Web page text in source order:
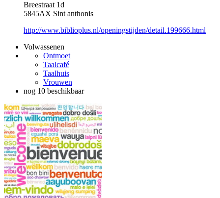
Breestraat 1d
5845AX Sint anthonis
http://www.biblioplus.nl/openingstijden/detail.199666.html
Volwassenen
Ontmoet
Taalcafé
Taalhuis
Vrouwen
nog 10 beschikbaar